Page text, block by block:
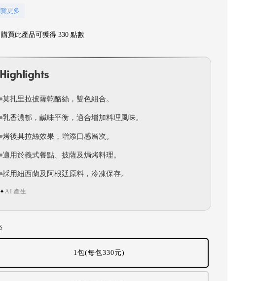
更多
購買此產品可獲得 330 點數
Highlights
莫扎里拉披薩乾酪絲，雙色組合。
乳香濃郁，鹹味平衡，適合增加料理風味。
烤後具拉絲效果，增添口感層次。
適用於義式餐點、披薩及焗烤料理。
採用紐西蘭及阿根廷原料，冷凍保存。
✦ AI 產生
1包(每包330元)